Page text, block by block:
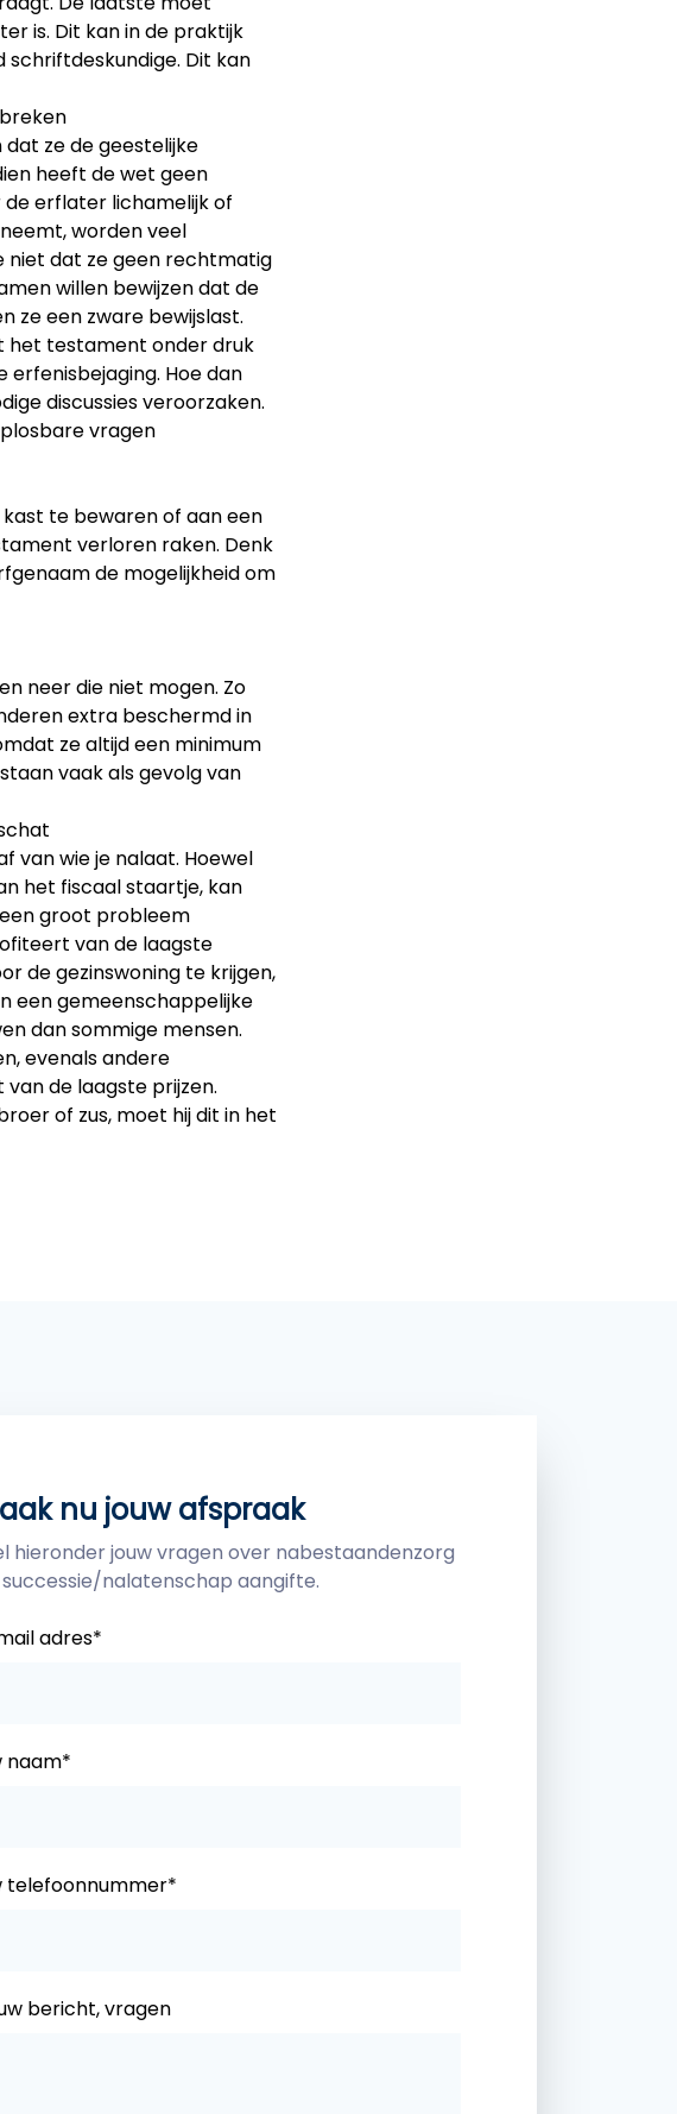
is. Dit kan in de praktijk
Dit kan
ze de geestelijke
heeft de wet geen
de erflater lichamelijk of
worden veel
dat ze geen rechtmatig
willen bewijzen dat de
ze een zware bewijslast.
het testament onder druk
Hoe dan
discussies veroorzaken.
vragen
te bewaren of aan een
verloren raken. Denk
de mogelijkheid om
neer die niet mogen. Zo
extra beschermd in
ze altijd een minimum
vaak als gevolg van
van wie je nalaat. Hoewel
het fiscaal staartje, kan
groot probleem
van de laagste
de gezinswoning te krijgen,
een gemeenschappelijke
dan sommige mensen.
evenals andere
de laagste prijzen.
of zus, moet hij dit in het
nu jouw afspraak
hieronder jouw vragen over nabestaandenzorg
nalatenschap aangifte.
adres*
naam*
telefoonnummer*
bericht, vragen